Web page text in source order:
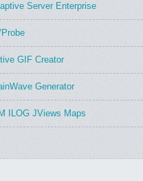
Server Enterprise
GIF Creator
Generator
ILOG JViews Maps